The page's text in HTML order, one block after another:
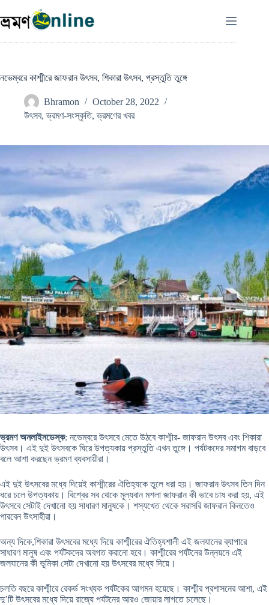
to
content
নভেম্বরে কাশ্মীরে জাফরান উৎসব, শিকারা উৎসব, প্রস্তুতি তুঙ্গে
Bhramon
October 28, 2022
উৎসব,ভ্রমণ-সংস্কৃতি,ভ্রমণের খবর
ভ্রমণ অনলাইনডেস্ক: নভেম্বরে উৎসবে মেতে উঠবে কাশ্মীর- জাফরান উৎসব এবং শিকারা
উৎসব। এই দুই উৎসবকে ঘিরে উপত্যকায় প্রস্তুতি এখন তুঙ্গে। পর্যটকদের সমাগম বাড়বে
বলে আশা করছেন ভ্রমণ ব্যবসায়ীরা।
এই দুই উৎসবের মধ্যে দিয়েই কাশ্মীরের ঐতিহ্যকে তুলে ধরা হয়। জাফরান উৎসব তিন দিন
ধরে চলে উপত্যকায়। বিশ্বের সব থেকে মূল্যবান মশলা জাফরান কী ভাবে চাষ করা হয়, এই
উৎসবে সেটাই দেখানো হয় সাধারণ মানুষকে। শস্যখেত থেকে সরাসরি জাফরান কিনতেও
পারবেন উৎসাহীরা।
অন্য দিকে,শিকারা উৎসবের মধ্যে দিয়ে কাশ্মীরের ঐতিহ্যশালী এই জলযানের ব্যাপারে
সাধারণ মানুষ এবং পর্যটকদের অবগত করানো হবে। কাশ্মীরের পর্যটনের উন্নয়নে এই
জলযানের কী ভূমিকা সেটা দেখানো হয় উৎসবের মধ্যে দিয়ে।
চলতি বছরে কাশ্মীরে রেকর্ড সংখ্যক পর্যটকের আগমন হয়েছে। কাশ্মীর প্রশাসনের আশা, এই
দু’টি উৎসবের মধ্যে দিয়ে রাজ্যে পর্যটনের আরও জোয়ার লাগতে চলেছে।